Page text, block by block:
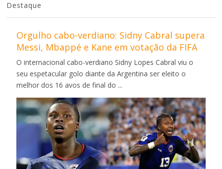
Destaque
Orgulho cabo-verdiano: Sidny Cabral supera
Messi, Mbappé e Kane em votação da FIFA
O internacional cabo-verdiano Sidny Lopes Cabral viu o
seu espetacular golo diante da Argentina ser eleito o
melhor dos 16 avos de final do ...